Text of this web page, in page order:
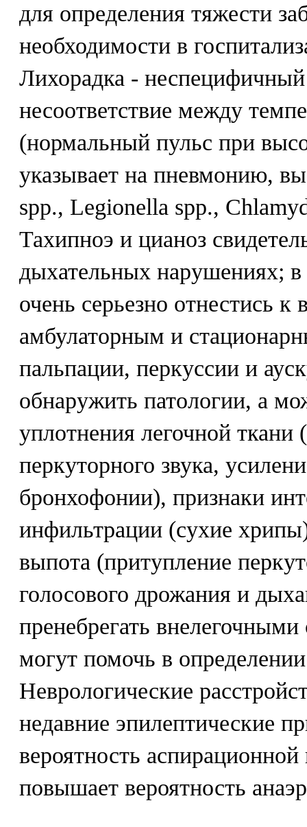
для определения тяжести
необходимости в
Лихорадка -
несоответствие между
(нормальный пульс при
указывает на пневмонию,
spp., Legionella spp.,
Тахипноэ и цианоз
дыхательных нарушениях; в
очень серьезно отнестись
амбулаторным и
пальпации, перкуссии и
обнаружить патологии, а
уплотнения легочной ткани
перкуторного звука,
бронхофонии), признаки
инфильтрации (сухие
выпота (притупление
голосового дрожания и
пренебрегать
могут помочь в
Неврологические
недавние эпилептические
вероятность
повышает вероятность